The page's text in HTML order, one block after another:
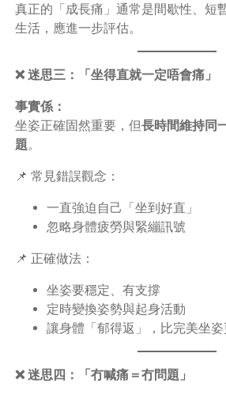
真正的「成長痛」通常是間歇性、短
生活，應進一步評估。
❌ 迷思三：「坐得直就一定唔會痛」
事實係：
坐姿正確固然重要，但長時間維持同
題。
📌 常見錯誤觀念：
一直強迫自己「坐到好直」
忽略身體疲勞與緊繃訊號
📌 正確做法：
坐姿要穩定、有支撐
定時變換姿勢與起身活動
讓身體「郁得返」，比完美坐
❌ 迷思四：「冇喊痛＝冇問題」